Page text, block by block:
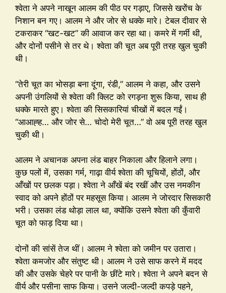
श्वेता ने अपने नाखून आलम की पीठ पर गड़ाए, जिससे खरोंच के
निशान बन गए। आलम ने और जोर से धक्के मारे। टेबल दीवार से
टकराकर “खट-खट” की आवाज कर रहा था। कमरे में गर्मी थी,
और दोनों पसीने से तर थे। श्वेता की चूत अब पूरी तरह खुल चुकी
थी।
“तेरी चूत का भोसड़ा बना दूंगा, रंडी,” आलम ने कहा, और उसने
अपनी उंगलियों से श्वेता की क्लिट को रगड़ना शुरू किया, साथ ही
धक्के मारते हुए। श्वेता की सिसकारियां चीखों में बदल गईं।
“आआह्ह… और जोर से… चोदो मेरी चूत…” वो अब पूरी तरह खुल
चुकी थी।
आलम ने अचानक अपना लंड बाहर निकाला और हिलाने लगा।
कुछ पलों में, उसका गर्म, गाढ़ा वीर्य श्वेता की चूचियों, होंठों, और
आँखों पर छलक पड़ा। श्वेता ने आँखें बंद रखीं और उस नमकीन
स्वाद को अपने होंठों पर महसूस किया। आलम ने जोरदार सिसकारी
भरी। उसका लंड थोड़ा लाल था, क्योंकि उसने श्वेता की कुँवारी
चूत को फाड़ दिया था।
दोनों की सांसें तेज थीं। आलम ने श्वेता को जमीन पर उतारा।
श्वेता कमजोर और संतुष्ट थी। आलम ने उसे साफ करने में मदद
की और उसके चेहरे पर पानी के छींटे मारे। श्वेता ने अपने बदन से
वीर्य और पसीना साफ किया। उसने जल्दी-जल्दी कपड़े पहने,